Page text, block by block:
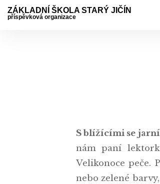
ZÁKLADNÍ ŠKOLA STARÝ JIČÍN
příspěvková organizace
S blížícími se
nám paní
Velikonoce peče.
nebo zelené